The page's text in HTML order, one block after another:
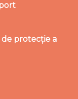
protecție a